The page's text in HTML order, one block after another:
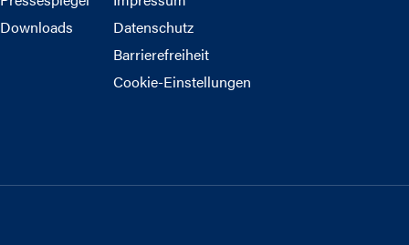
Downloads
Datenschutz
Barrierefreiheit
Cookie-Einstellungen